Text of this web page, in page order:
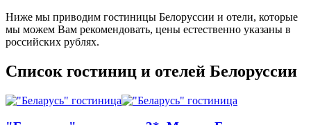
Ниже мы приводим гостиницы Белоруссии и отели, которые
мы можем Вам рекомендовать, цены естественно указаны в
российских рублях.
Список гостиниц и отелей Белоруссии